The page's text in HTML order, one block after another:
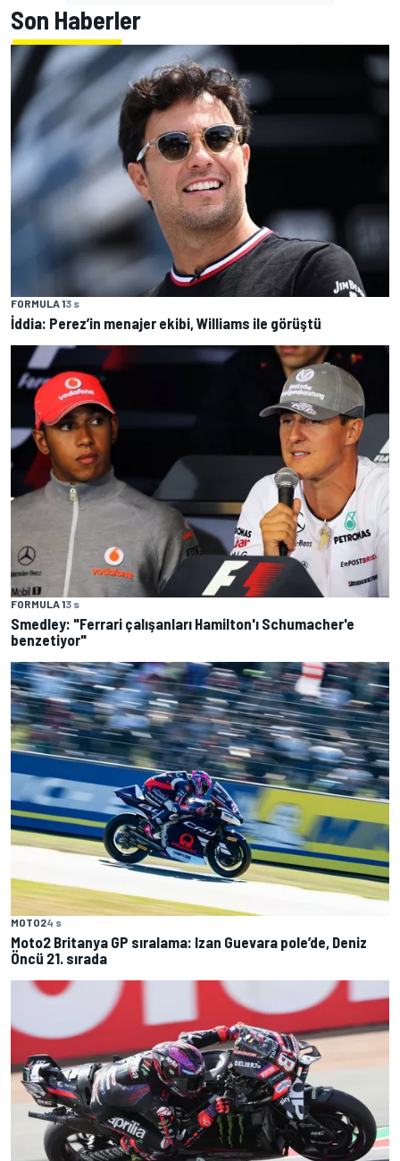
Son Haberler
FORMULA 13 s
İddia: Perez’in menajer ekibi, Williams ile görüştü
FORMULA 13 s
Smedley: "Ferrari çalışanları Hamilton'ı Schumacher'e
benzetiyor"
MOTO24 s
Moto2 Britanya GP sıralama: Izan Guevara pole’de, Deniz
Öncü 21. sırada